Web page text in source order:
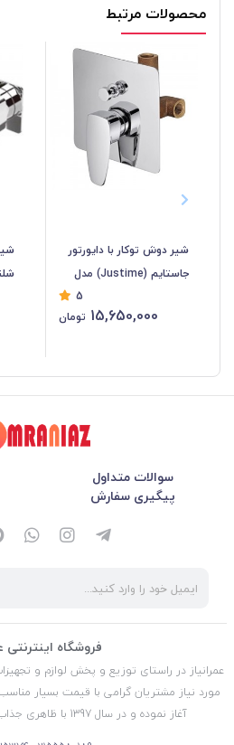
محصولات مرتبط
شیر دوش توکار با دایورتور
جاستایم (Justime) مدل
5
15,650,000 تومان
سوالات متداول
پیگیری سفارش
فروشگاه اینترنتی
عمرانیاز در راستای توزیع و پخش لوازم و
آغاز نموده و در سال 1397 با ظاهری جذاب و جدید ف